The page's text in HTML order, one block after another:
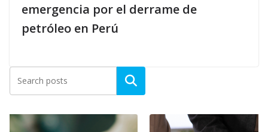
emergencia por el derrame de
petróleo en Perú